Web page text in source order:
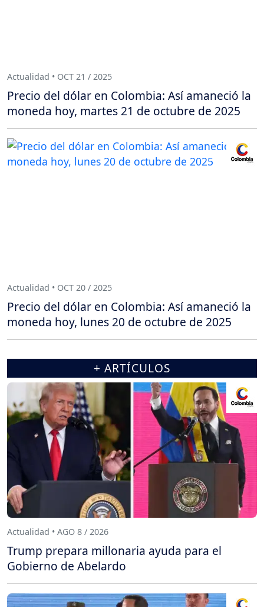
Actualidad • OCT 21 / 2025
Precio del dólar en Colombia: Así amaneció la
moneda hoy, martes 21 de octubre de 2025
Actualidad • OCT 20 / 2025
Precio del dólar en Colombia: Así amaneció la
moneda hoy, lunes 20 de octubre de 2025
+ ARTÍCULOS
Actualidad • AGO 8 / 2026
Trump prepara millonaria ayuda para el
Gobierno de Abelardo